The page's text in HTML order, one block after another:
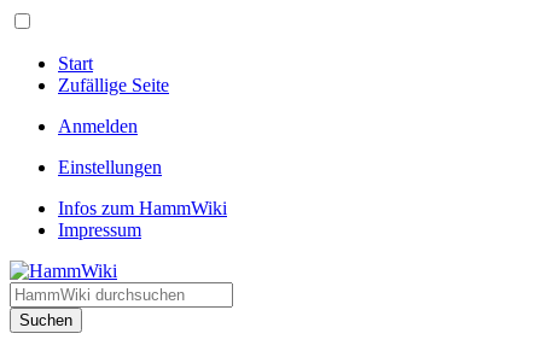
Start
Zufällige Seite
Anmelden
Einstellungen
Infos zum HammWiki
Impressum
Suchen